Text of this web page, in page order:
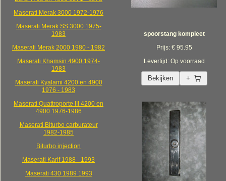
Maserati Merak 3000 1972-1976
Maserati Merak SS 3000 1975-
1983
Maserati Merak 2000 1980 - 1982
Maserati Khamsin 4900 1974-
1983
Maserati Kyalami 4200 en 4900
1976 - 1983
Maserati Quattroporte III 4200 en
4900 1976-1986
Maserati Biturbo carburateur
1982-1985
Biturbo injection
Maserati Karif 1988 - 1993
Maserati 430 1989 1993
spoorstang kompleet
Prijs: € 95.95
Levertijd: Op voorraad
Bekijken +